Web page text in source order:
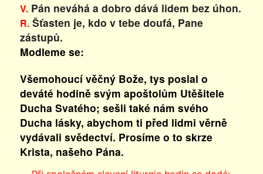
V.Pán neváhá a dobro dává lidem bez úhon.
R.Šťasten je, kdo v tebe doufá, Pane
zástupů.
Modleme se:
Všemohoucí věčný Bože, tys poslal o
deváté hodině svým apoštolům Utěšitele
Ducha Svatého; sešli také nám svého
Ducha lásky, abychom ti před lidmi věrně
vydávali svědectví. Prosíme o to skrze
Krista, našeho Pána.